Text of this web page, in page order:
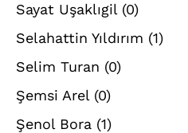
Sayat Uşaklıgil (0)
Selahattin Yıldırım (1)
Selim Turan (0)
Şemsi Arel (0)
Şenol Bora (1)